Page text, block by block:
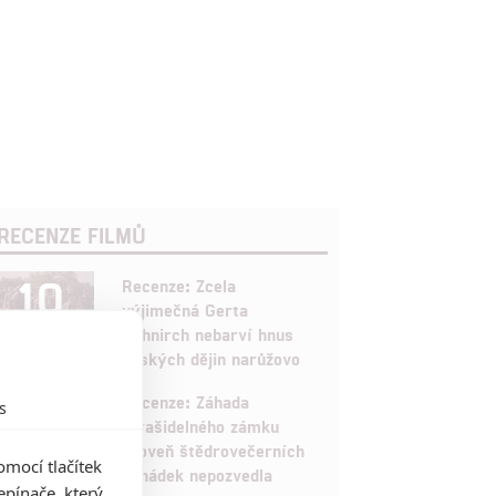
FILMŮ
10
Recenze: Zcela
výjimečná Gerta
Schnirch nebarví hnus
českých dějin narůžovo
Recenze: Záhada
strašidelného zámku
úroveň štědrovečerních
pohádek nepozvedla
tlačítek